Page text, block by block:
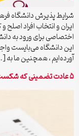
شرایط پذیرش دانشگاه
ایران و انتخاب افراد
اختصاصی برای ورود به
این دانشگاه می‌بایست
آورده‌ایم ، همچنین ما به
۵ عادت تضمینی که شکست در کنکور را حتمی می کند